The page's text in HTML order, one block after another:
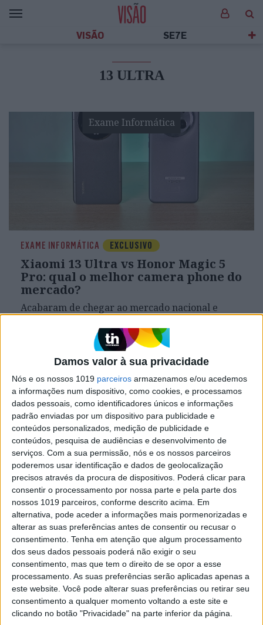
Damos valor à sua privacidade
Nós e os nossos 1019 parceiros armazenamos e/ou acedemos
a informações num dispositivo, como cookies, e processamos
dados pessoais, como identificadores únicos e informações
padrão enviadas por um dispositivo para publicidade e
conteúdos personalizados, medição de publicidade e
conteúdos, pesquisa de audiências e desenvolvimento de
serviços. Com a sua permissão, nós e os nossos parceiros
poderemos usar identificação e dados de geolocalização
precisos através da procura de dispositivos. Poderá clicar para
consentir o processamento por nossa parte e pela parte dos
nossos 1019 parceiros, conforme descrito acima. Em
alternativa, pode aceder a informações mais pormenorizadas e
alterar as suas preferências antes de consentir ou recusar o
consentimento. Tenha em atenção que algum processamento
dos seus dados pessoais poderá não exigir o seu
consentimento, mas que tem o direito de se opor a esse
processamento. As suas preferências serão aplicadas apenas a
este website. Você pode alterar suas preferências ou retirar seu
consentimento a qualquer momento voltando a este site e
clicando no botão "Privacidade" na parte inferior da página.
VISÃO SE7E
13 ULTRA
Exame Informática
EXAME INFORMÁTICA EXCLUSIVO
Xiaomi 13 Ultra vs Honor Magic 5
Pro: qual o melhor camera phone do
mercado?
Acabaram de chegar ao mercado nacional e
ambos têm o objetivo de serem o melhor
smartphone do mercado. Colocámos à prova os
novos topos de gama da Xiaomi e da Honor.
Exame Informática
EXAME INFORMÁTICA
Xiaomi 13 Ultra anunciado com
quatro câmaras de 50 megapíxeis
O Xiaomi 13 Ultra é resultado de uma
colaboração com a Leica para avançar ainda
mais a tecnologia de imagem em dispositivos
móveis. O smartphone tem um sistema de
câmara quadrupla, ecrã de resolução WQHD+ e
vem com o chip Snapdragon 8 Gen 2